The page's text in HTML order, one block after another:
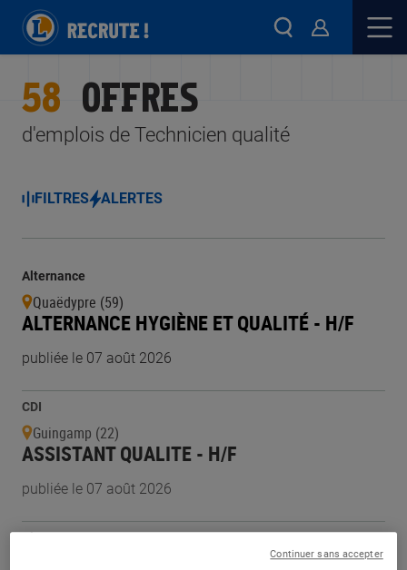
58 OFFRES
d'emplois de Technicien qualité
FILTRES ALERTES
Alternance
Quaëdypre (59)
ALTERNANCE HYGIÈNE ET QUALITÉ - H/F
publiée le 07 août 2026
CDI
Guingamp (22)
ASSISTANT QUALITE - H/F
publiée le 07 août 2026
Alternance
Continuer sans accepter